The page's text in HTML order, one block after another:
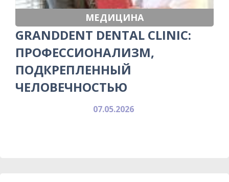
МЕДИЦИНА
GRANDDENT DENTAL CLINIC:
ПРОФЕССИОНАЛИЗМ,
ПОДКРЕПЛЕННЫЙ
ЧЕЛОВЕЧНОСТЬЮ
07.05.2026